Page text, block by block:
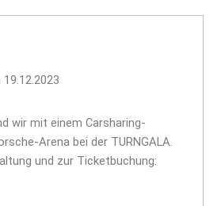
wir mit einem Carsharing-
Arena bei der TURNGALA.
und zur Ticketbuchung: